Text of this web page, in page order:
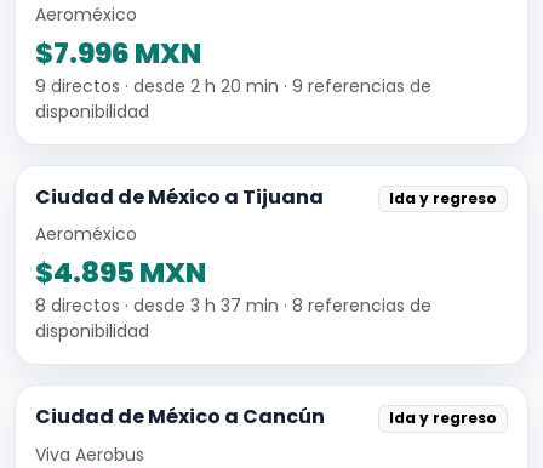
Aeroméxico
$7.996 MXN
9 directos · desde 2 h 20 min · 9 referencias de
disponibilidad
Ciudad de México a Tijuana Ida y regreso
Aeroméxico
$4.895 MXN
8 directos · desde 3 h 37 min · 8 referencias de
disponibilidad
Ciudad de México a Cancún Ida y regreso
Viva Aerobus